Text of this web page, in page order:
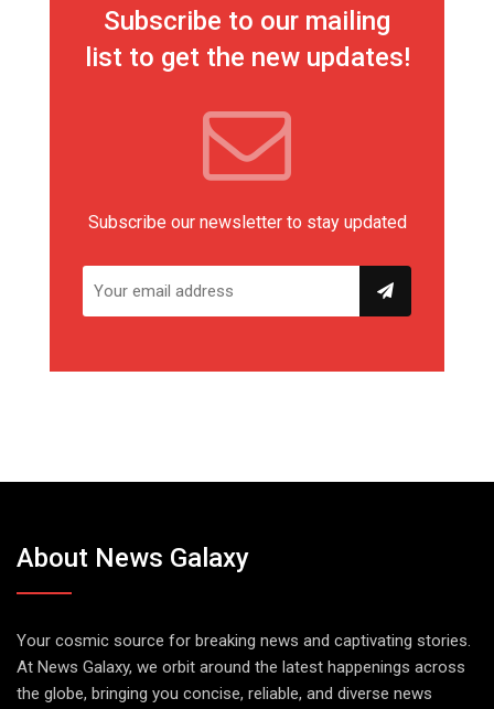
Subscribe to our mailing
list to get the new updates!
Subscribe our newsletter to stay updated
About News Galaxy
Your cosmic source for breaking news and captivating stories.
At News Galaxy, we orbit around the latest happenings across
the globe, bringing you concise, reliable, and diverse news